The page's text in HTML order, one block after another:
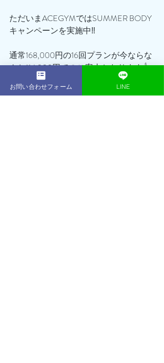
ただいまACEGYMではSUMMER BODY
キャンペーンを実施中‼️
通常168,000円の16回プランが今ならな
んと114,300円でのご案内となります👍
ぜひこの機会を逃すことなく、まずは
お問い合わせフォーム LINE